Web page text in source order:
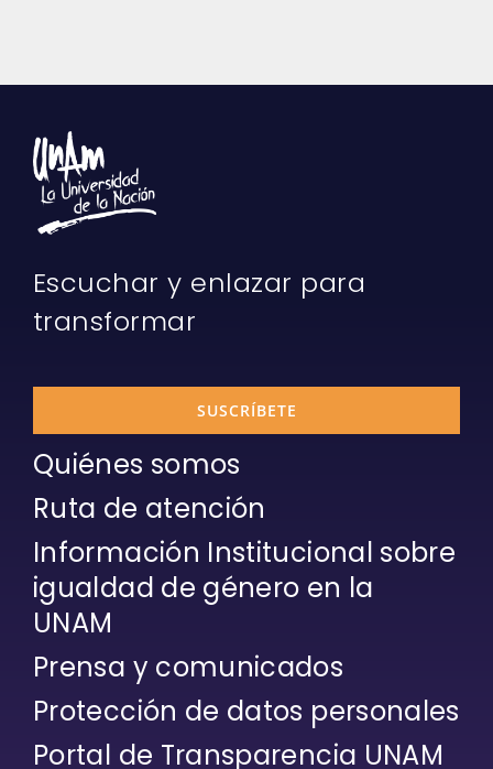
Escuchar y enlazar para
transformar
SUSCRÍBETE
Quiénes somos
Ruta de atención
Información Institucional sobre
igualdad de género en la
UNAM
Prensa y comunicados
Protección de datos personales
Portal de Transparencia UNAM